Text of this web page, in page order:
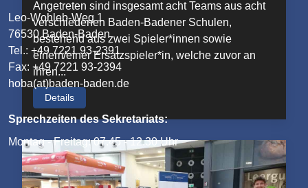
Angetreten sind insgesamt acht Teams aus acht
verschiedenen Baden-Badener Schulen,
bestehend aus zwei Spieler*innen sowie
einem/einer Ersatzspieler*in, welche zuvor an
ihren...
Details
Leo-Wohleb-Weg 1
76530 Baden-Baden
Tel.: +49 7221 93-2391
Fax: +49 7221 93-2394
hoba(at)baden-baden.de
Sprechzeiten des Sekretariats:
Montag - Freitag: 07.45 - 12.30 Uhr